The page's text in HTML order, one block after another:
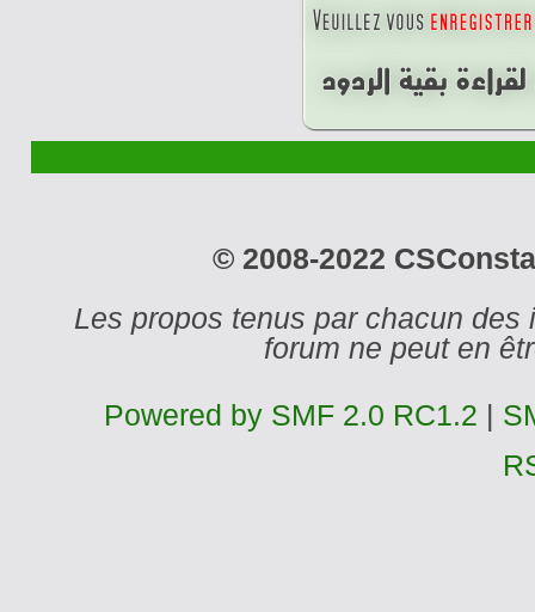
© 2008-2022
Les propos tenus par chacun
forum ne peut en
Powered by SMF 2.0 RC1.2 |